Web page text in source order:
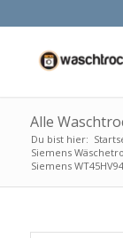
Alle
Du bist hier:
Siemens
Siemens